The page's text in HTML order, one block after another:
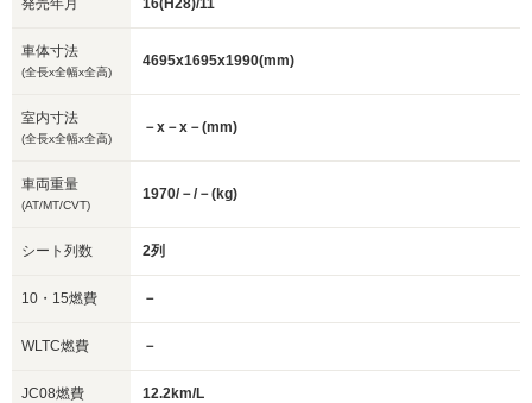
発売年月 16(H28)/11
車体寸法
(全長x全幅x全高)
4695x1695x1990(mm)
室内寸法
(全長x全幅x全高)
－x－x－(mm)
車両重量
(AT/MT/CVT)
1970/－/－(kg)
シート列数 2列
10・15燃費 －
WLTC燃費 －
JC08燃費 12.2km/L